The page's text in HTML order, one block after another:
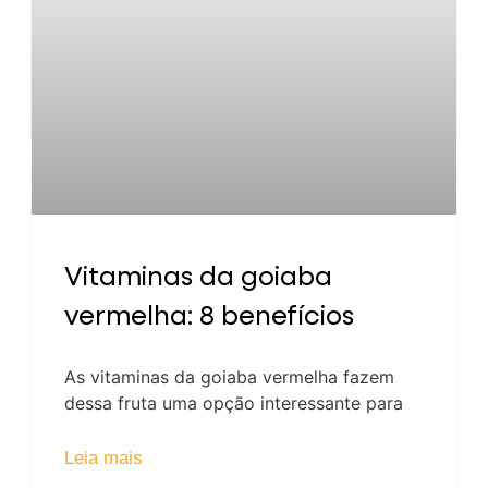
Vitaminas da goiaba
vermelha: 8 benefícios
As vitaminas da goiaba vermelha fazem
dessa fruta uma opção interessante para
Leia mais